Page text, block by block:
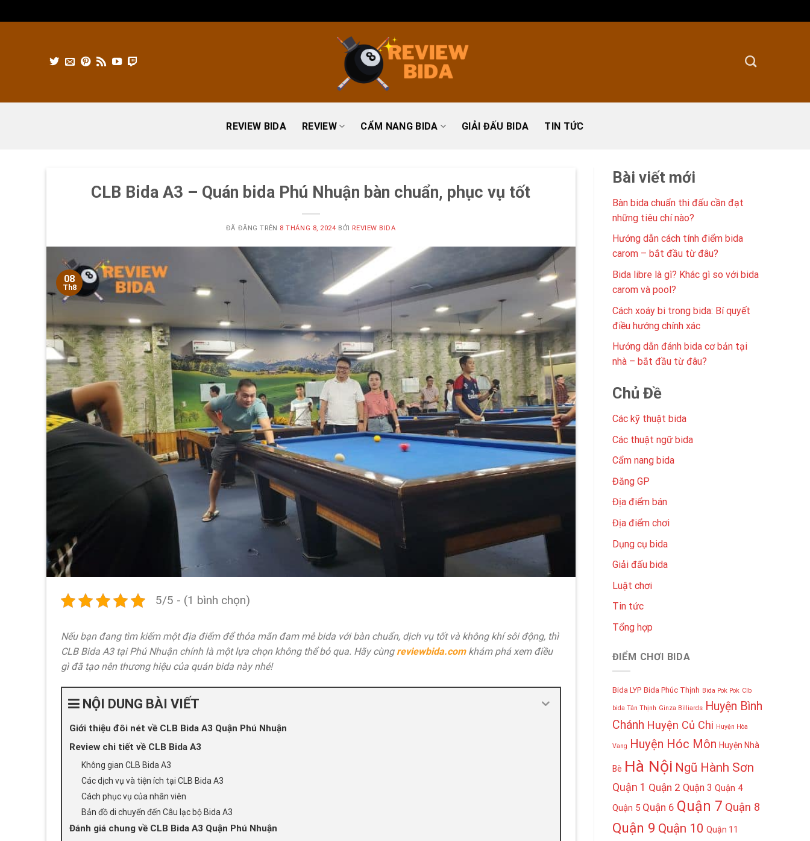
đến
REVIEW BIDA REVIEW CẨM NANG BIDA GIẢI ĐẤU BIDA TIN TỨC
CLB Bida A3 – Quán bida Phú Nhuận bàn chuẩn, phục vụ tốt
ĐÃ ĐĂNG TRÊN 8 THÁNG 8, 2024 BỞI REVIEW BIDA
08
Th8
5/5 - (1 bình chọn)
Nếu bạn đang tìm kiếm một địa điểm để thỏa mãn đam mê bida với bàn chuẩn, dịch vụ tốt và không khí sôi động, thì
CLB Bida A3 tại Phú Nhuận chính là một lựa chọn không thể bỏ qua. Hãy cùng reviewbida.comkhám phá xem điều
gì đã tạo nên thương hiệu của quán bida này nhé!
NỘI DUNG BÀI VIẾT
Giới thiệu đôi nét về CLB Bida A3 Quận Phú Nhuận
Review chi tiết về CLB Bida A3
Không gian CLB Bida A3
Các dịch vụ và tiện ích tại CLB Bida A3
Cách phục vụ của nhân viên
Bản đồ di chuyển đến Câu lạc bộ Bida A3
Đánh giá chung về CLB Bida A3 Quận Phú Nhuận
Bài viết mới
Bàn bida chuẩn thi đấu cần đạt
những tiêu chí nào?
Hướng dẫn cách tính điểm bida
carom – bắt đầu từ đâu?
Bida libre là gì? Khác gì so với bida
carom và pool?
Cách xoáy bi trong bida: Bí quyết
điều hướng chính xác
Hướng dẫn đánh bida cơ bản tại
nhà – bắt đầu từ đâu?
Chủ Đề
Các kỹ thuật bida
Các thuật ngữ bida
Cẩm nang bida
Đăng GP
Địa điểm bán
Địa điểm chơi
Dụng cụ bida
Giải đấu bida
Luật chơi
Tin tức
Tổng hợp
ĐIỂM CHƠI BIDA
Bida LYP Bida Phúc Thịnh Bida Pok Pok Clb
bida Tân Thịnh Ginza Billiards Huyện Bình
Chánh Huyện Củ Chi Huyện Hòa
Vang Huyện Hóc Môn Huyện Nhà
Bè Hà Nội Ngũ Hành Sơn
Quận 1 Quận 2 Quận 3 Quận 4
Quận 5 Quận 6 Quận 7 Quận 8
Quận 9 Quận 10 Quận 11